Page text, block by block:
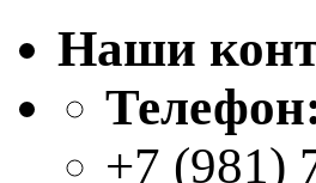
Наши
+7 (981)